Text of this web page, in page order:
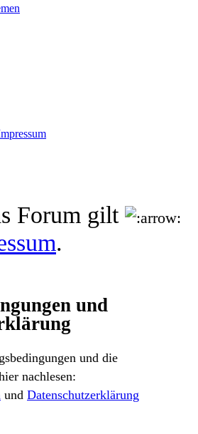
Forum gilt
.
und
und die
nachlesen:
und Datenschutzerklärung